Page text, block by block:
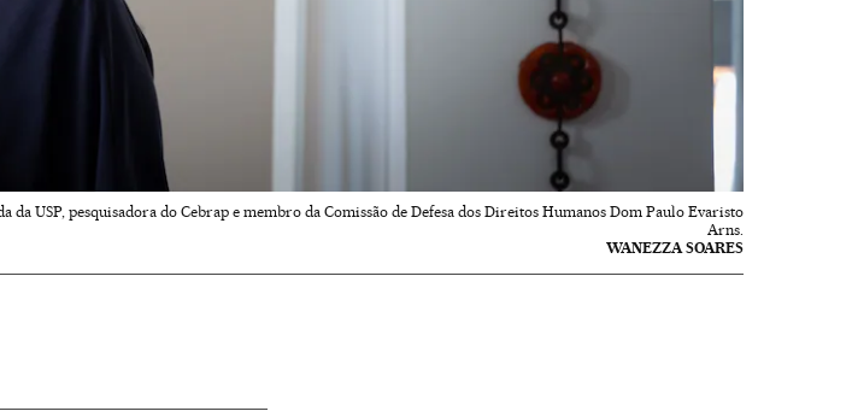
USP, pesquisadora do Cebrap e membro da Comissão de Defesa dos Direitos Humanos Dom Paulo Evaristo
Arns.
WANEZZA SOARES